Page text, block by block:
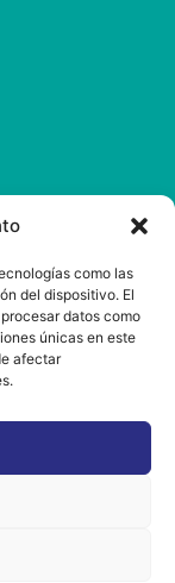
como las
del dispositivo. El
datos como
únicas en este
afectar
11130